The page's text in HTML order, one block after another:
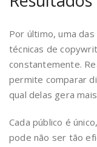
Por último, uma
técnicas de
constantemente.
permite comparar
qual delas gera
Cada público é
pode não ser tão